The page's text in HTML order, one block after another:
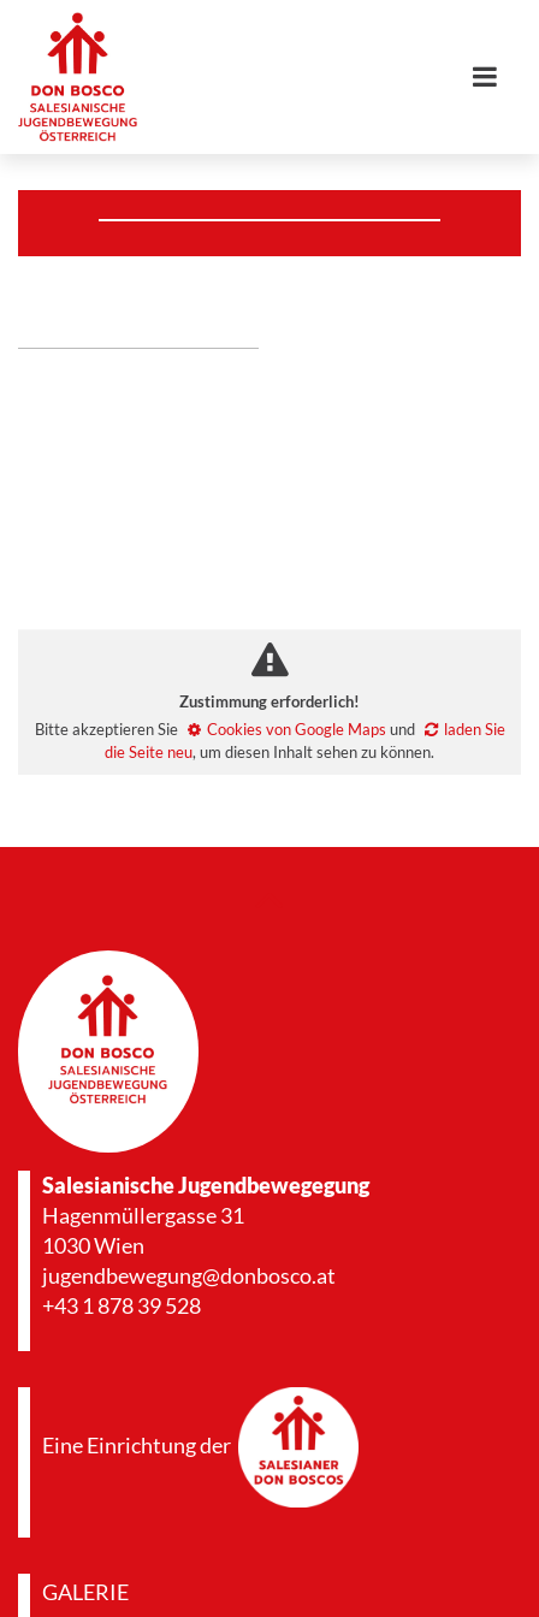
Zustimmung erforderlich!
Bitte akzeptieren Sie
Cookies von Google Maps und
laden Sie
die Seite neu, um diesen Inhalt sehen zu können.
Salesianische Jugendbewegegung
Hagenmüllergasse 31
1030 Wien
jugendbewegung@donbosco.at
+43 1 878 39 528
Eine Einrichtung der
GALERIE